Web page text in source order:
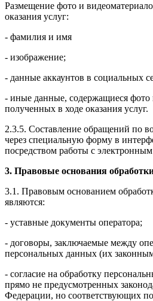
Размещение фото и
оказания услуг:
- фамилия и имя
- изображение;
- данные аккаунтов в социальных
- иные данные, содержащиеся фото
полученных в ходе оказания услуг.
2.3.5. Составление обращений по
через специальную форму в
посредством работы с
3. Правовые основания
3.1. Правовым основанием
являются:
- уставные документы оператора;
- договоры, заключаемые между
персональных данных (их
- согласие на обработку
прямо не предусмотренных
Федерации, но соответствующих